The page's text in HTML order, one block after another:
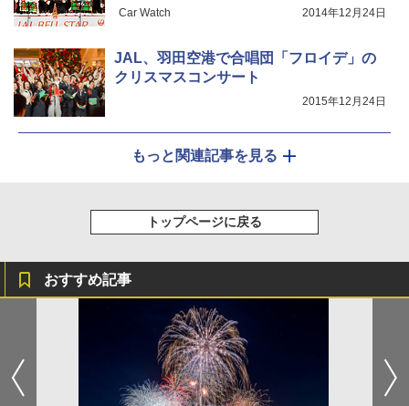
Car Watch 2014年12月24日
JAL、羽田空港で合唱団「フロイデ」の
クリスマスコンサート
2015年12月24日
もっと関連記事を見る
トップページに戻る
おすすめ記事